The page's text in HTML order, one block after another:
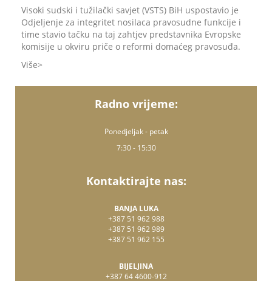
Visoki sudski i tužilački savjet (VSTS) BiH uspostavio je
Odjeljenje za integritet nosilaca pravosudne funkcije i
time stavio tačku na taj zahtjev predstavnika Evropske
komisije u okviru priče o reformi domaćeg pravosuđa.
Više
Radno vrijeme:
Ponedjeljak - petak
7:30 - 15:30
Kontaktirajte nas:
BANJA LUKA
+387 51 962 988
+387 51 962 989
+387 51 962 155
BIJELJINA
+387 64 4600-912